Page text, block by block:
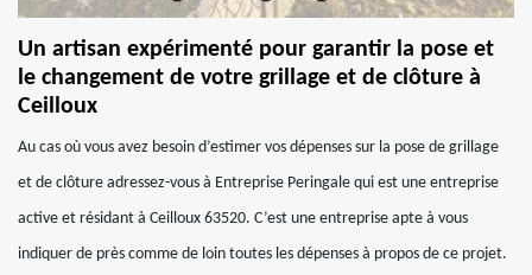
Un artisan expérimenté pour garantir la pose et
le changement de votre grillage et de clôture à
Ceilloux
Au cas où vous avez besoin d’estimer vos dépenses sur la pose de grillage
et de clôture adressez-vous à Entreprise Peringale qui est une entreprise
active et résidant à Ceilloux 63520. C’est une entreprise apte à vous
indiquer de près comme de loin toutes les dépenses à propos de ce projet.